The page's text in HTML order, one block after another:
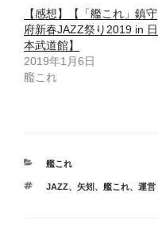
【感想】【「艦これ」鎮守
府新春JAZZ祭り2019 in 日
本武道館】
2019年1月6日
艦これ
カ
ゴ
艦これ
タ
JAZZ、 矢矧 、 艦これ、 運営